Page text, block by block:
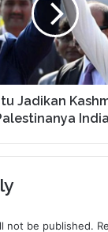
Jadikan
not be published.